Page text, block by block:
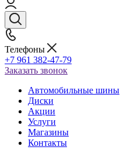
Телефоны
+7 961 382-47-79
Заказать звонок
Автомобильные шины
Диски
Акции
Услуги
Магазины
Контакты